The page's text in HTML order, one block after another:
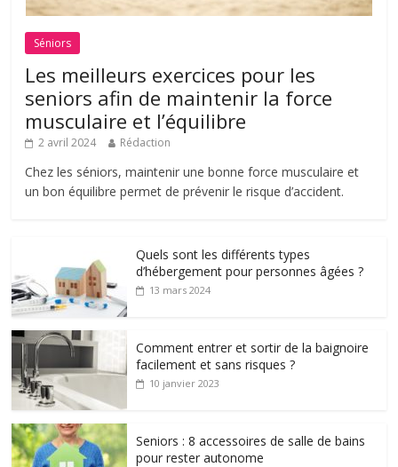
Séniors
Les meilleurs exercices pour les
seniors afin de maintenir la force
musculaire et l’équilibre
2 avril 2024 Rédaction
Chez les séniors, maintenir une bonne force musculaire et
un bon équilibre permet de prévenir le risque d’accident.
Quels sont les différents types
d’hébergement pour personnes âgées ?
13 mars 2024
Comment entrer et sortir de la baignoire
facilement et sans risques ?
10 janvier 2023
Seniors : 8 accessoires de salle de bains
pour rester autonome